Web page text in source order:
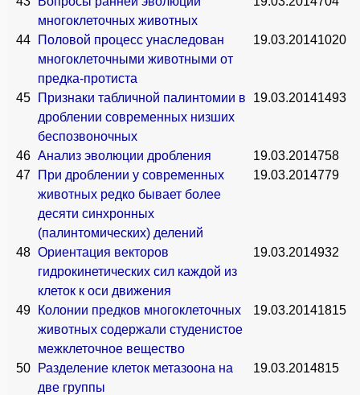
многоклеточных животных
44
Половой процесс унаследован
многоклеточными животными от
предка-протиста
19.03.20141020
45
Признаки табличной палинтомии в
дроблении современных низших
беспозвоночных
19.03.20141493
46 Анализ эволюции дробления 19.03.2014758
47
При дроблении у современных
животных редко бывает более
десяти синхронных
(палинтомических) делений
19.03.2014779
48 Ориентация векторов
гидрокинетических сил каждой из
клеток к оси движения
19.03.2014932
49
Колонии предков многоклеточных
животных содержали студенистое
межклеточное вещество
19.03.20141815
50
Разделение клеток метазоона на
две группы
19.03.2014815